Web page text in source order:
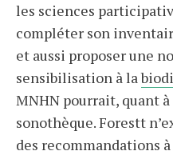
les sciences
compléter son
et aussi proposer une
sensibilisation à la
MNHN pourrait, quant
sonothèque. Forestt
des recommandations